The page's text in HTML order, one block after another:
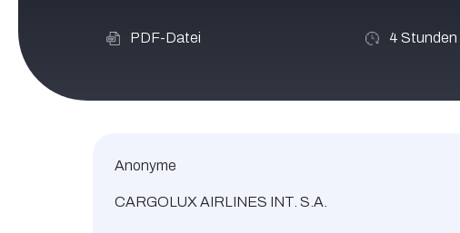
PDF-Datei 4 Stunden
Anonyme
CARGOLUX AIRLINES INT. S.A.